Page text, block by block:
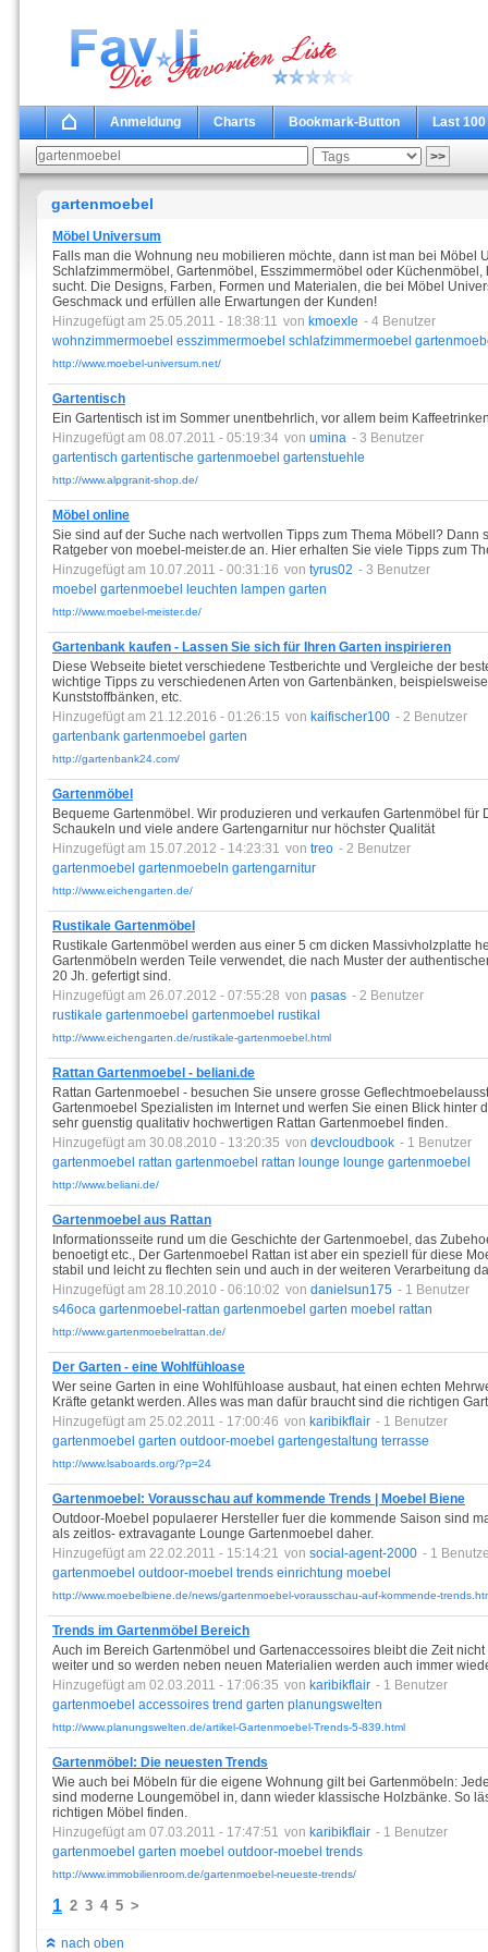
Anmeldung Charts Bookmark-Button Last 100
gartenmoebel
Möbel Universum
Falls man die Wohnung neu mobilieren möchte, dann ist man bei Möbel
Schlafzimmermöbel, Gartenmöbel, Esszimmermöbel oder
sucht. Die Designs, Farben, Formen und Materialen, die bei Möbel
Geschmack und erfüllen alle Erwartungen der Kunden!
Hinzugefügt am 25.05.2011 - 18:38:11 von kmoexle - 4 Benutzer
wohnzimmermoebel esszimmermoebel schlafzimmermoebel
http://www.moebel-universum.net/
Gartentisch
Ein Gartentisch ist im Sommer unentbehrlich, vor allem beim
Hinzugefügt am 08.07.2011 - 05:19:34 von umina - 3 Benutzer
gartentisch gartentische gartenmoebel gartenstuehle
http://www.alpgranit-shop.de/
Möbel online
Sie sind auf der Suche nach wertvollen Tipps zum Thema Möbell? Dann
Ratgeber von moebel-meister.de an. Hier erhalten Sie viele Tipps zum
Hinzugefügt am 10.07.2011 - 00:31:16 von tyrus02 - 3 Benutzer
moebel gartenmoebel leuchten lampen garten
http://www.moebel-meister.de/
Gartenbank kaufen - Lassen Sie sich für Ihren Garten inspirieren
Diese Webseite bietet verschiedene Testberichte und Vergleiche der
wichtige Tipps zu verschiedenen Arten von Gartenbänken,
Kunststoffbänken, etc.
Hinzugefügt am 21.12.2016 - 01:26:15 von kaifischer100 - 2 Benutzer
gartenbank gartenmoebel garten
http://gartenbank24.com/
Gartenmöbel
Bequeme Gartenmöbel. Wir produzieren und verkaufen Gartenmöbel für
Schaukeln und viele andere Gartengarnitur nur höchster Qualität
Hinzugefügt am 15.07.2012 - 14:23:31 von treo - 2 Benutzer
gartenmoebel gartenmoebeln gartengarnitur
http://www.eichengarten.de/
Rustikale Gartenmöbel
Rustikale Gartenmöbel werden aus einer 5 cm dicken Massivholzplatte
Gartenmöbeln werden Teile verwendet, die nach Muster der
20 Jh. gefertigt sind.
Hinzugefügt am 26.07.2012 - 07:55:28 von pasas - 2 Benutzer
rustikale gartenmoebel gartenmoebel rustikal
http://www.eichengarten.de/rustikale-gartenmoebel.html
Rattan Gartenmoebel - beliani.de
Rattan Gartenmoebel - besuchen Sie unsere grosse
Gartenmoebel Spezialisten im Internet und werfen Sie einen Blick hinter
sehr guenstig qualitativ hochwertigen Rattan Gartenmoebel finden.
Hinzugefügt am 30.08.2010 - 13:20:35 von devcloudbook - 1 Benutzer
gartenmoebel rattan gartenmoebel rattan lounge lounge gartenmoebel
http://www.beliani.de/
Gartenmoebel aus Rattan
Informationsseite rund um die Geschichte der Gartenmoebel, das
benoetigt etc., Der Gartenmoebel Rattan ist aber ein speziell für diese
stabil und leicht zu flechten sein und auch in der weiteren Verarbeitung
Hinzugefügt am 28.10.2010 - 06:10:02 von danielsun175 - 1 Benutzer
s46oca gartenmoebel-rattan gartenmoebel garten moebel rattan
http://www.gartenmoebelrattan.de/
Der Garten - eine Wohlfühloase
Wer seine Garten in eine Wohlfühloase ausbaut, hat einen echten
Kräfte getankt werden. Alles was man dafür braucht sind die richtigen
Hinzugefügt am 25.02.2011 - 17:00:46 von karibikflair - 1 Benutzer
gartenmoebel garten outdoor-moebel gartengestaltung terrasse
http://www.lsaboards.org/?p=24
Gartenmoebel: Vorausschau auf kommende Trends | Moebel Biene
Outdoor-Moebel populaerer Hersteller fuer die kommende Saison sind
als zeitlos- extravagante Lounge Gartenmoebel daher.
Hinzugefügt am 22.02.2011 - 15:14:21 von social-agent-2000 - 1
gartenmoebel outdoor-moebel trends einrichtung moebel
http://www.moebelbiene.de/news/gartenmoebel-vorausschau-auf-kommende-
Trends im Gartenmöbel Bereich
Auch im Bereich Gartenmöbel und Gartenaccessoires bleibt die Zeit
weiter und so werden neben neuen Materialien werden auch immer
Hinzugefügt am 02.03.2011 - 17:06:35 von karibikflair - 1 Benutzer
gartenmoebel accessoires trend garten planungswelten
http://www.planungswelten.de/artikel-Gartenmoebel-Trends-5-839.html
Gartenmöbel: Die neuesten Trends
Wie auch bei Möbeln für die eigene Wohnung gilt bei Gartenmöbeln:
sind moderne Loungemöbel in, dann wieder klassische Holzbänke. So
richtigen Möbel finden.
Hinzugefügt am 07.03.2011 - 17:47:51 von karibikflair - 1 Benutzer
gartenmoebel garten moebel outdoor-moebel trends
http://www.immobilienroom.de/gartenmoebel-neueste-trends/
1 2 3 4 5 >
nach oben